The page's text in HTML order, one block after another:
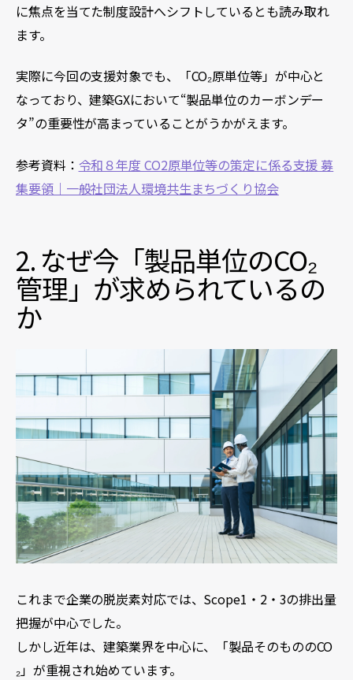
に焦点を当てた制度設計へシフトしているとも読み取れ
ます。
実際に今回の支援対象でも、「CO₂原単位等」が中心と
なっており、建築GXにおいて“製品単位のカーボンデー
タ”の重要性が高まっていることがうかがえます。
参考資料： 令和８年度 CO2原単位等の策定に係る支援 募
集要領｜一般社団法人環境共生まちづくり協会
2. なぜ今「製品単位のCO₂
管理」が求められているの
か
これまで企業の脱炭素対応では、Scope1・2・3の排出量
把握が中心でした。
しかし近年は、建築業界を中心に、「製品そのもののCO
₂」が重視され始めています。